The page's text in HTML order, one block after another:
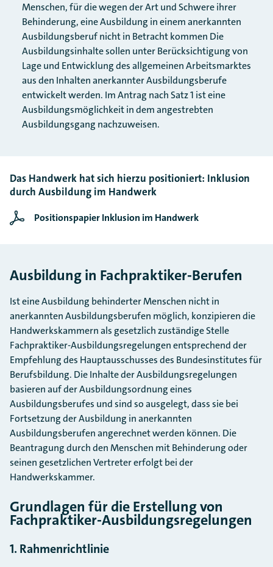
Menschen, für die wegen der Art und Schwere ihrer
Behinderung, eine Ausbildung in einem anerkannten
Ausbildungsberuf nicht in Betracht kommen Die
Ausbildungsinhalte sollen unter Berücksichtigung von
Lage und Entwicklung des allgemeinen Arbeitsmarktes
aus den Inhalten anerkannter Ausbildungsberufe
entwickelt werden. Im Antrag nach Satz 1 ist eine
Ausbildungsmöglichkeit in dem angestrebten
Ausbildungsgang nachzuweisen.
Das Handwerk hat sich hierzu positioniert: Inklusion
durch Ausbildung im Handwerk
Positionspapier Inklusion im Handwerk
Ausbildung in Fachpraktiker-Berufen
Ist eine Ausbildung behinderter Menschen nicht in
anerkannten Ausbildungsberufen möglich, konzipieren die
Handwerkskammern als gesetzlich zuständige Stelle
Fachpraktiker-Ausbildungsregelungen entsprechend der
Empfehlung des Hauptausschusses des Bundesinstitutes für
Berufsbildung. Die Inhalte der Ausbildungsregelungen
basieren auf der Ausbildungsordnung eines
Ausbildungsberufes und sind so ausgelegt, dass sie bei
Fortsetzung der Ausbildung in anerkannten
Ausbildungsberufen angerechnet werden können. Die
Beantragung durch den Menschen mit Behinderung oder
seinen gesetzlichen Vertreter erfolgt bei der
Handwerkskammer.
Grundlagen für die Erstellung von
Fachpraktiker-Ausbildungsregelungen
1. Rahmenrichtlinie